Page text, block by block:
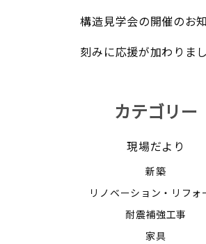
構造見学会の開催のお
刻みに応援が加わりま
カテゴリー
現場だより
新築
リノベーション・リフォ
耐震補強工事
家具